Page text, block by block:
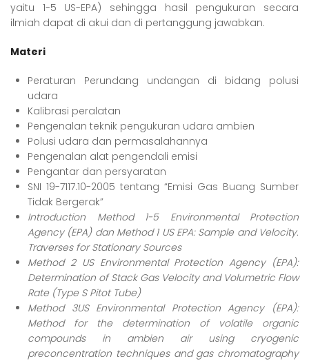
yaitu 1-5 US-EPA) sehingga hasil pengukuran secara
ilmiah dapat di akui dan di pertanggung jawabkan.
Materi
Peraturan Perundang undangan di bidang polusi
udara
Kalibrasi peralatan
Pengenalan teknik pengukuran udara ambien
Polusi udara dan permasalahannya
Pengenalan alat pengendali emisi
Pengantar dan persyaratan
SNI 19-7117.10-2005 tentang “Emisi Gas Buang Sumber
Tidak Bergerak”
Introduction Method 1-5 Environmental Protection
Agency (EPA) dan Method 1 US EPA: Sample and Velocity.
Traverses for Stationary Sources
Method 2 US Environmental Protection Agency (EPA):
Determination of Stack Gas Velocity and Volumetric Flow
Rate (Type S Pitot Tube)
Method 3US Environmental Protection Agency (EPA):
Method for the determination of volatile organic
compounds in ambien air using cryogenic
preconcentration techniques and gas chromatography